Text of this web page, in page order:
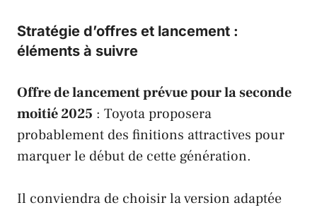
Stratégie d’offres et lancement :
éléments à suivre
Offre de lancement prévue pour la seconde
moitié 2025 : Toyotaproposera
probablement des finitions attractives pour
marquer le début de cette génération.
Il conviendra de choisir la version adaptée